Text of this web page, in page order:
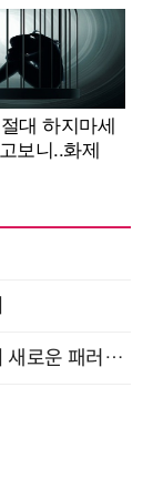
“AI와 함께 일하는 시대 ” - 스마트 워크의 새로운 패러다임 (9/11)